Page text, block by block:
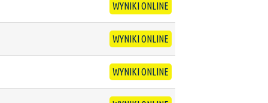
WYNIKI ONLINE
WYNIKI ONLINE
WYNIKI ONLINE